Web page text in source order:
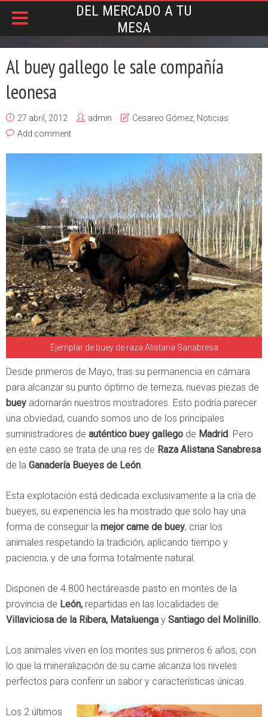
DEL MERCADO A TU
MESA
Al buey gallego le sale compañía
leonesa
27 abril, 2012 admin Cesareo Gómez Noticias
Add comment
Ejemplar de buey de raza Alistana Sanabresa
Desde primeros de Mayo, tras su permanencia en cámara
para alcanzar su punto óptimo de terneza, nuevas piezas de
buey adornarán nuestros mostradores. Esto podría parecer
una obviedad, cuando somos uno de los principales
suministradores de auténtico buey gallego de Madrid . Pero
en este caso se trata de una res de Raza Alistana Sanabresa
de la Ganadería Bueyes de León
Esta explotación está dedicada exclusivamente a la cría de
bueyes, su experiencia les ha mostrado que solo hay una
forma de conseguir la mejor carne de buey, criar los
animales respetando la tradición, aplicando tiempo y
paciencia, y de una forma totalmente natural.
Disponen de 4.800 hectáreasde pasto en montes de la
provincia de León, repartidas en las localidades de
Villaviciosa de la Ribera, Mataluenga y Santiago del Molinillo.
Los animales viven en los montes sus primeros 6 años, con
lo que la mineralización de su carne alcanza los niveles
perfectos para conferir un sabor y características únicas.
Los 2 últimos